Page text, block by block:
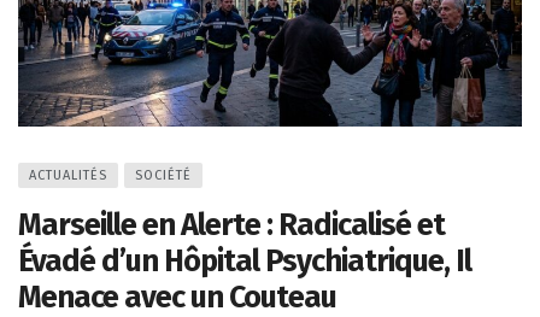
ACTUALITÉS SOCIÉTÉ
Marseille en Alerte : Radicalisé et
Évadé d’un Hôpital Psychiatrique, Il
Menace avec un Couteau